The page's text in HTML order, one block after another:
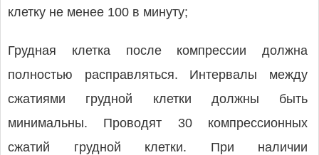
клетку не менее 100 в минуту;
Грудная клетка после компрессии должна
полностью расправляться. Интервалы между
сжатиями грудной клетки должны быть
минимальны. Проводят 30 компрессионных
сжатий грудной клетки. При наличии